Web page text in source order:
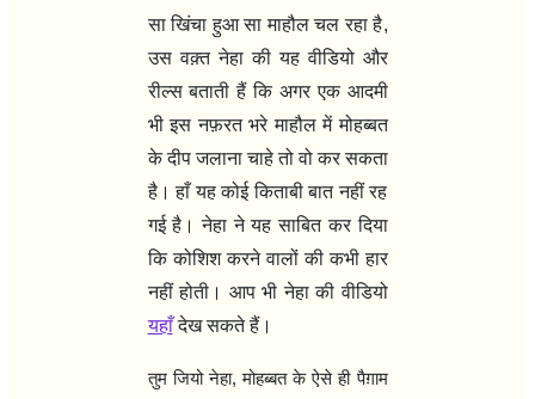
सा खिंचा हुआ सा माहौल चल रहा है,
उस वक़्त नेहा की यह वीडियो और
रील्स बताती हैं कि अगर एक आदमी
भी इस नफ़रत भरे माहौल में मोहब्बत
के दीप जलाना चाहे तो वो कर सकता
है। हाँ यह कोई किताबी बात नहीं रह
गई है। नेहा ने यह साबित कर दिया
कि कोशिश करने वालों की कभी हार
नहीं होती। आप भी नेहा की वीडियो
यहाँदेख सकते हैं।
तुम जियो नेहा,मोहब्बत के ऐसे ही पैग़ाम